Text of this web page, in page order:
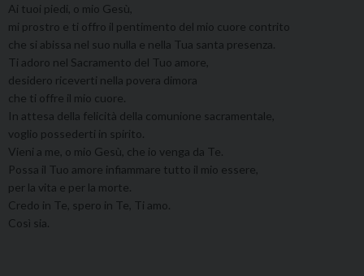
Ai tuoi piedi, o mio Gesù,
mi prostro e ti offro il pentimento del mio cuore contrito
che si abissa nel suo nulla e nella Tua santa presenza.
Ti adoro nel Sacramento del Tuo amore,
desidero riceverti nella povera dimora
che ti offre il mio cuore.
In attesa della felicità della comunione sacramentale,
voglio possederti in spirito.
Vieni a me, o mio Gesù, che io venga da Te.
Possa il Tuo amore infiammare tutto il mio essere,
per la vita e per la morte.
Credo in Te, spero in Te, Ti amo.
Così sia.